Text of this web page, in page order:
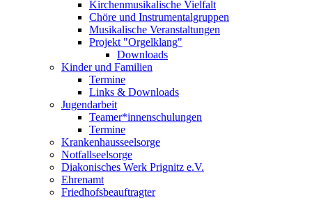
Kirchenmusikalische Vielfalt
Chöre und Instrumentalgruppen
Musikalische Veranstaltungen
Projekt "Orgelklang"
Downloads
Kinder und Familien
Termine
Links & Downloads
Jugendarbeit
Teamer*innenschulungen
Termine
Krankenhausseelsorge
Notfallseelsorge
Diakonisches Werk Prignitz e.V.
Ehrenamt
Friedhofsbeauftragter